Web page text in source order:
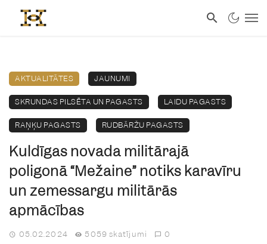
AKTUALITĀTES JAUNUMI
SKRUNDAS PILSĒTA UN PAGASTS LAIDU PAGASTS
RAŅĶU PAGASTS RUDBĀRŽU PAGASTS
Kuldīgas novada militārajā
poligonā “Mežaine” notiks karavīru
un zemessargu militārās
apmācības
05.02.2024 5059 skatījumi 0